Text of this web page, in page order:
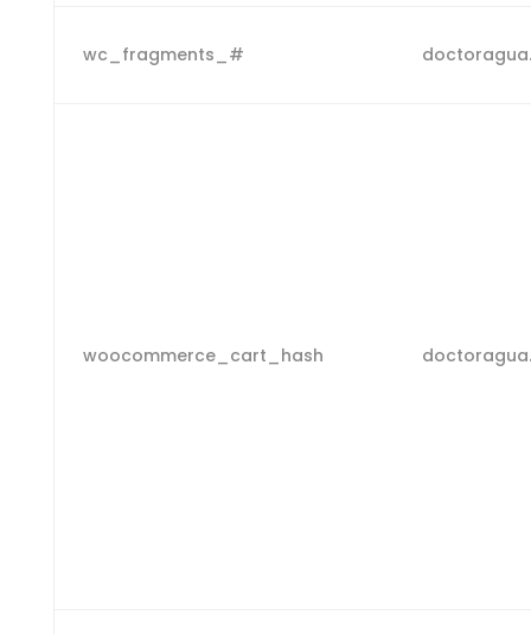
wc_fragments_#
woocommerce_cart_hash